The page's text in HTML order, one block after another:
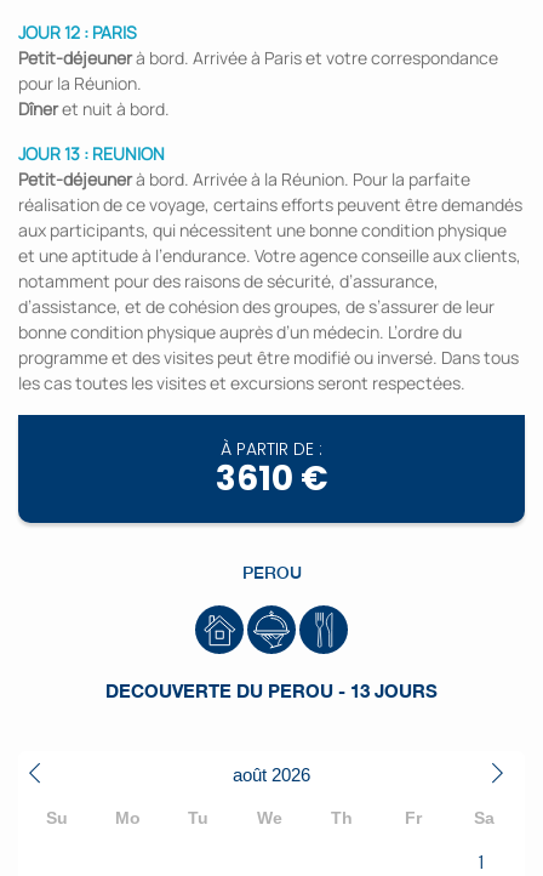
JOUR 12 : PARIS
Petit-déjeunerà bord. Arrivée à Paris et votre correspondance
pour la Réunion.
Dîneret nuit à bord.
JOUR 13 : REUNION
Petit-déjeunerà bord. Arrivée à la Réunion. Pour la parfaite
réalisation de ce voyage, certains efforts peuvent être demandés
aux participants, qui nécessitent une bonne condition physique
et une aptitude à l’endurance. Votre agence conseille aux clients,
notamment pour des raisons de sécurité, d’assurance,
d’assistance, et de cohésion des groupes, de s’assurer de leur
bonne condition physique auprès d’un médecin. L’ordre du
programme et des visites peut être modifié ou inversé. Dans tous
les cas toutes les visites et excursions seront respectées.
À PARTIR DE :
3610 €
PEROU
DECOUVERTE DU PEROU - 13 JOURS
août 2026
Su Mo Tu We Th Fr Sa
1